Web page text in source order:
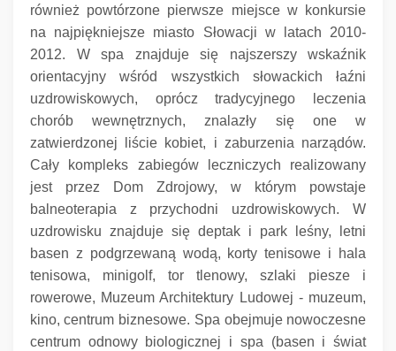
również powtórzone pierwsze miejsce w konkursie
na najpiękniejsze miasto Słowacji w latach 2010-
2012. W spa znajduje się najszerszy wskaźnik
orientacyjny wśród wszystkich słowackich łaźni
uzdrowiskowych, oprócz tradycyjnego leczenia
chorób wewnętrznych, znalazły się one w
zatwierdzonej liście kobiet, i zaburzenia narządów.
Cały kompleks zabiegów leczniczych realizowany
jest przez Dom Zdrojowy, w którym powstaje
balneoterapia z przychodni uzdrowiskowych.
W
uzdrowisku znajduje się deptak i park leśny, letni
basen z podgrzewaną wodą, korty tenisowe i hala
tenisowa, minigolf, tor tlenowy, szlaki piesze i
rowerowe, Muzeum Architektury Ludowej - muzeum,
kino, centrum biznesowe. Spa obejmuje nowoczesne
centrum odnowy biologicznej i spa (basen i świat